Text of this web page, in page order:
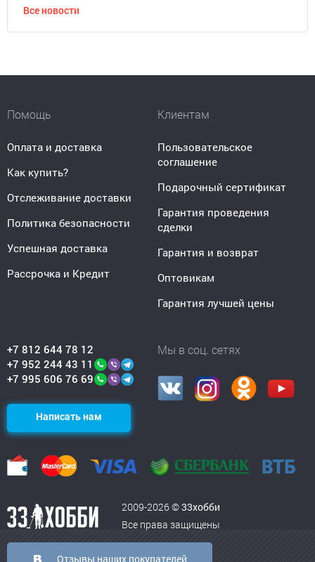
Все новости
Помощь
Оплата и доставка
Как купить?
Отслеживание доставки
Политика безопасности
Успешная доставка
Рассрочка и Кредит
Клиентам
Пользовательское
соглашение
Подарочный сертификат
Гарантия проведения
сделки
Гарантия и возврат
Оптовикам
Гарантия лучшей цены
+7 812 644 78 12
+7 952 244 43 11
+7 995 606 76 69
Написать нам
Мы в соц. сетях
2009-2026 ©33хобби
Все права защищены
Отзывы наших покупателей